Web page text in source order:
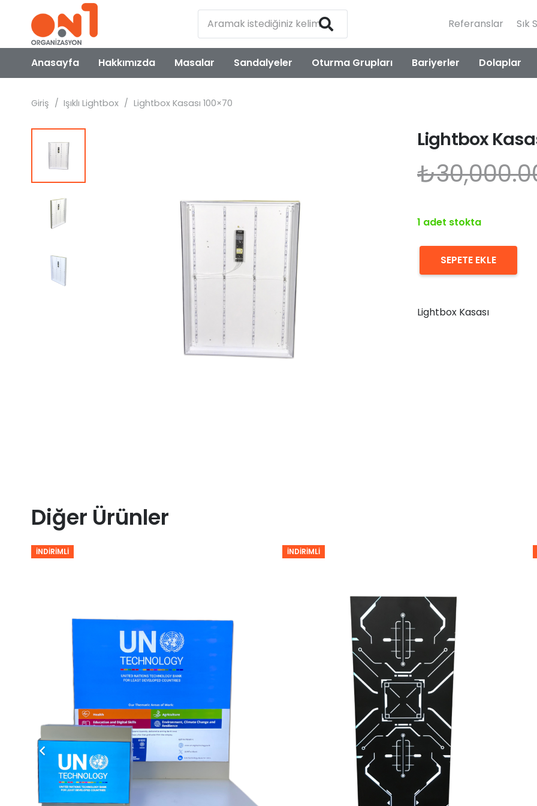
Referanslar Sık
Anasayfa Hakkımızda Masalar Sandalyeler Oturma Grupları Bariyerler Dolaplar
Giriş / Işıklı Lightbox / Lightbox Kasası 100×70
Lightbox
₺
1 adet stokta
adet
SEPETE EKLE
Lightbox Kasası
Diğer Ürünler
İNDIRIMLI İNDIRIMLI